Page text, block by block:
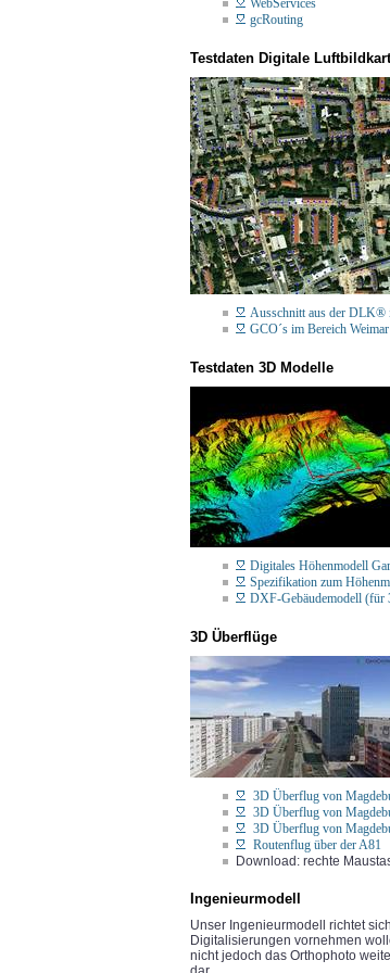
WebServices
gcRouting
Testdaten Digitale
Ausschnitt aus der DLK®
GCO´s im Bereich
Testdaten 3D Modelle
Digitales Höhenmodell
Spezifikation zum
DXF-Gebäudemodell (für
3D Überflüge
3D Überflug von
3D Überflug von
3D Überflug von
Routenflug über der A81
Download: rechte
Ingenieurmodell
Unser Ingenieurmodell richtet
Digitalisierungen vornehmen
nicht jedoch das Orthophoto